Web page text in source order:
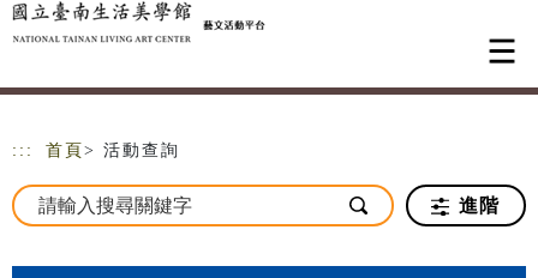
跳到主要內容
網站導覽
::: 首頁 > 活動查詢
進階